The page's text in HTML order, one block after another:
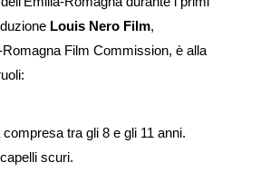
Louis Nero Film,
Film Commission, è alla
tra gli 8 e gli 11 anni.
scuri.